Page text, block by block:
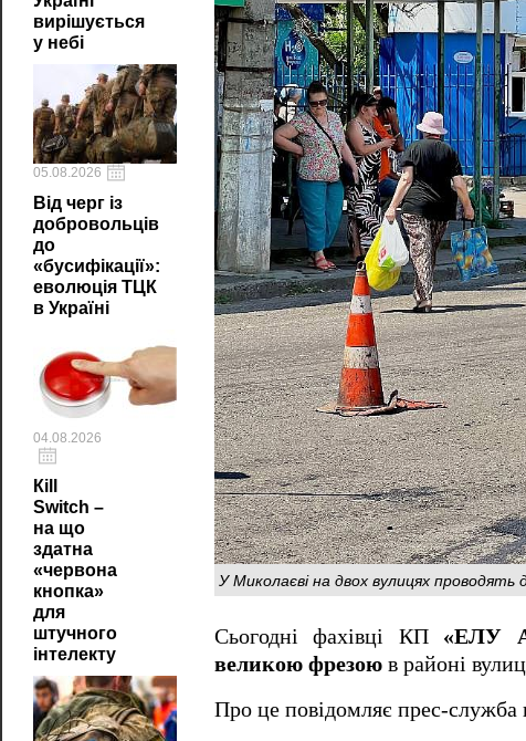
вирішується
у небі
05.08.2026
Від черг із
добровольців
до
«бусифікації»:
еволюція ТЦК
в Україні
04.08.2026
Кill
Switch –
на що
здатна
«червона
кнопка»
для
штучного
інтелекту
У Миколаєві на двох вулицях
Сьогодні фахівці КП «ЕЛУ
великою фрезою в районі
Про це повідомляє прес-служба